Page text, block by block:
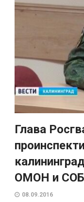
Глава
ОМОН и
08.09.2016